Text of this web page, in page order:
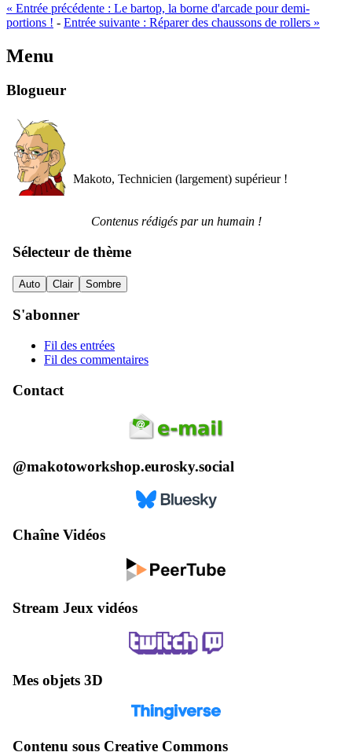
« Entrée précédente : Le bartop, la borne d'arcade pour demi-
portions ! - Entrée suivante : Réparer des chaussons de rollers »
Menu
Blogueur
Makoto, Technicien (largement) supérieur !
Contenus rédigés par un humain !
Sélecteur de thème
Auto Clair Sombre
S'abonner
Fil des entrées
Fil des commentaires
Contact
@makotoworkshop.eurosky.social
Chaîne Vidéos
Stream Jeux vidéos
Mes objets 3D
Contenu sous Creative Commons